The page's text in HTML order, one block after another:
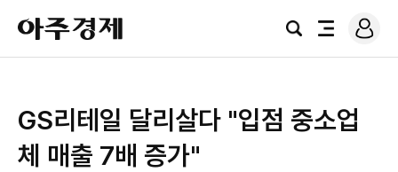
아
주
경
검
전
로
그
​GS리테일 달리살다 "입점 중소업
체 매출 7배 증가"